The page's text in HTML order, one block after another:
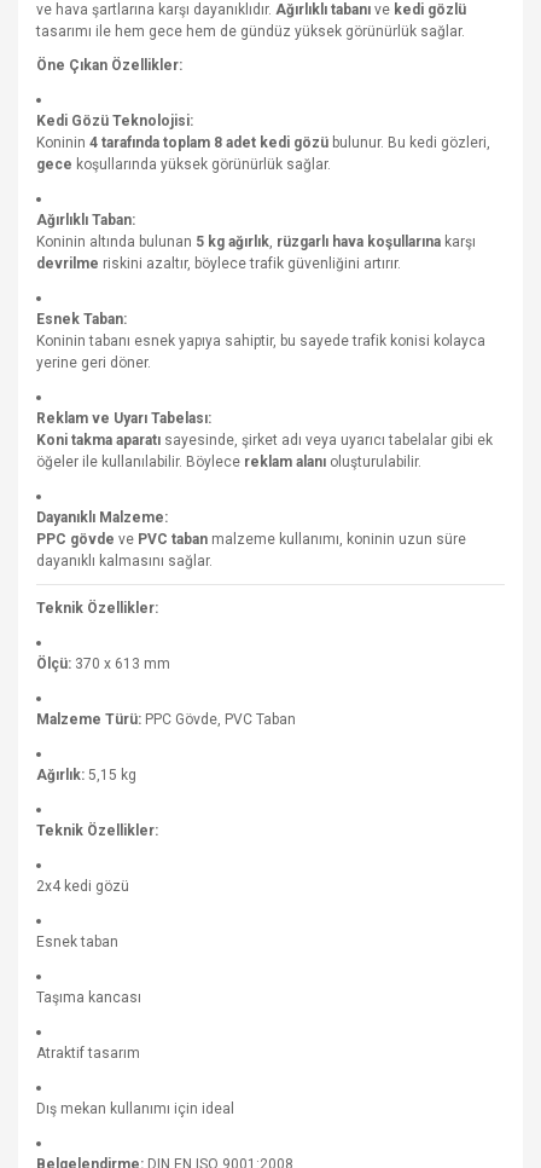
ve hava şartlarına karşı dayanıklıdır. Ağırlıklı tabanı ve kedi gözlü
tasarımı ile hem gece hem de gündüz yüksek görünürlük sağlar.
Öne Çıkan Özellikler:
Kedi Gözü Teknolojisi:
Koninin 4 tarafında toplam 8 adet kedi gözü bulunur. Bu kedi gözleri,
gece koşullarında yüksek görünürlük sağlar.
Ağırlıklı Taban:
Koninin altında bulunan 5 kg ağırlık, rüzgarlı hava koşullarına karşı
devrilme riskini azaltır, böylece trafik güvenliğini artırır.
Esnek Taban:
Koninin tabanı esnek yapıya sahiptir, bu sayede trafik konisi kolayca
yerine geri döner.
Reklam ve Uyarı Tabelası:
Koni takma aparatı sayesinde, şirket adı veya uyarıcı tabelalar gibi ek
öğeler ile kullanılabilir. Böylece reklam alanı oluşturulabilir.
Dayanıklı Malzeme:
PPC gövde ve PVC taban malzeme kullanımı, koninin uzun süre
dayanıklı kalmasını sağlar.
Teknik Özellikler:
Ölçü: 370 x 613 mm
Malzeme Türü: PPC Gövde, PVC Taban
Ağırlık: 5,15 kg
Teknik Özellikler:
2x4 kedi gözü
Esnek taban
Taşıma kancası
Atraktif tasarım
Dış mekan kullanımı için ideal
Belgelendirme: DIN EN ISO 9001:2008